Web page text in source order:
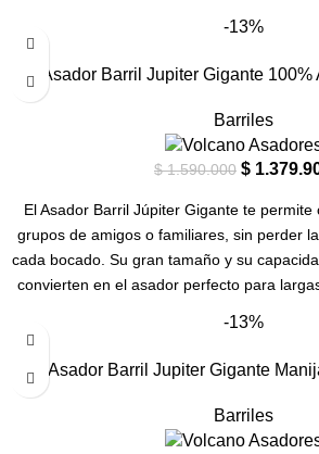
-13%
Asador Barril Jupiter Gigante
Barriles
$1.590.000 $
El Asador Barril Júpiter Gigante te
grupos de amigos o familiares, sin perder
cada bocado. Su gran tamaño y su
convierten en el asador perfecto para
-13%
Asador Barril Jupiter Gigante
Barriles